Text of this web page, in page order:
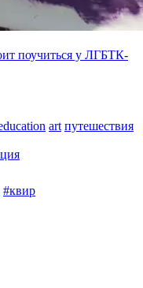
поучиться у ЛГБТК-
art путешествия
#квир